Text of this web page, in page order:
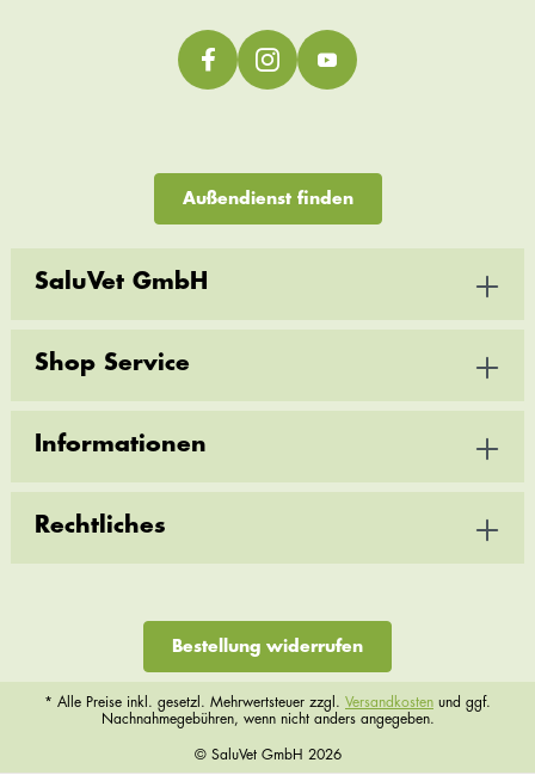
Außendienst finden
SaluVet GmbH
Shop Service
Informationen
Rechtliches
Bestellung widerrufen
* Alle Preise inkl. gesetzl. Mehrwertsteuer zzgl. Versandkosten und ggf.
Nachnahmegebühren, wenn nicht anders angegeben.
© SaluVet GmbH 2026